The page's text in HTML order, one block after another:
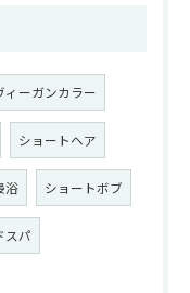
ィーガンカラー
ショートヘア
浴 ショートボブ
スパ